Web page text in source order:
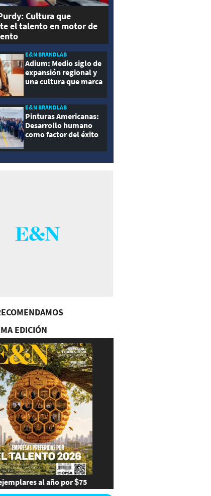
Cultura que
el talento en motor de
E&N BRANDLAB
Adium: Medio siglo de
expansión regional y
una cultura que marca
E&N BRANDLAB
Pinturas Americanas:
Desarrollo humano
como factor del éxito
EDICIÓN
al año por $75